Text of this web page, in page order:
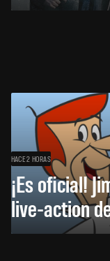
HACE 2 HORAS
¡Es oficial!
live-action